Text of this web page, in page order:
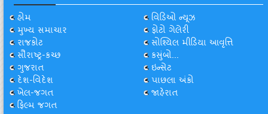
હોમ
મુખ્ય સમાચાર
રાજકોટ
સૌરાષ્ટ્ર-કચ્છ
ગુજરાત
દેશ-વિદેશ
ખેલ-જગત
ફિલ્મ જગત
વિડિઓ ન્યૂઝ
ફોટો ગેલેરી
સોશ્યિલ મીડિયા આવૃત્તિ
કસુંબો...
ઇન્સેટ
પાછલા અંકો
જાહેરાત